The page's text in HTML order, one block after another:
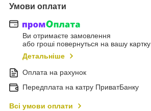
Умови оплати
Ви отримаєте замовлення
або гроші повернуться на вашу картку
Детальніше
Оплата на рахунок
Передплата на катру ПриватБанку
Всі умови оплати